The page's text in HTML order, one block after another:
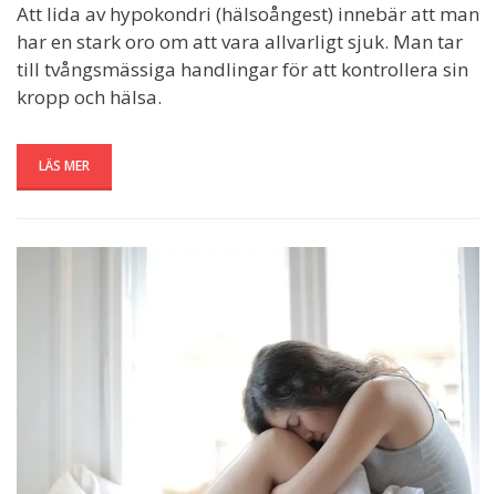
Att lida av hypokondri (hälsoångest) innebär att man
har en stark oro om att vara allvarligt sjuk. Man tar
till tvångsmässiga handlingar för att kontrollera sin
kropp och hälsa.
LÄS MER